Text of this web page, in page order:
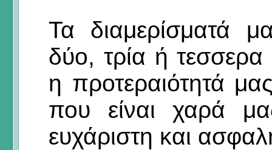
Τα διαμερίσματά
δύο, τρία ή
η προτεραιότητά
που είναι χαρά
ευχάριστη και